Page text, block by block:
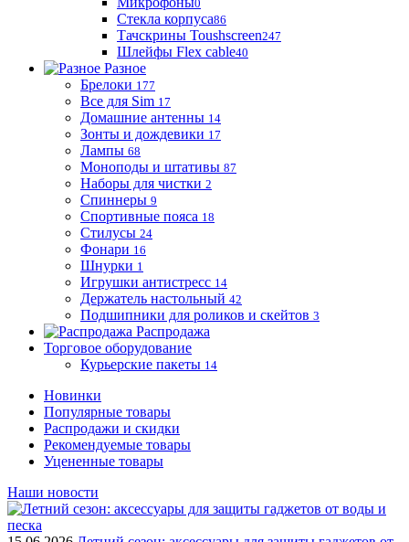
0
Стекла корпуса86
Тачскрины Toushscreen247
Шлейфы Flex cable40
Разное
Брелоки 177
Все для Sim 17
Домашние антенны 14
Зонты и дождевики 17
Лампы 68
Моноподы и штативы 87
Наборы для чистки 2
Спиннеры 9
Спортивные пояса 18
Стилусы 24
Фонари 16
Шнурки 1
Игрушки антистресс 14
Держатель настольный 42
Подшипники для роликов и скейтов 3
Распродажа
Торговое оборудование
Курьерские пакеты 14
Новинки
Популярные товары
Распродажи и скидки
Рекомендуемые товары
Уцененные товары
Наши новости